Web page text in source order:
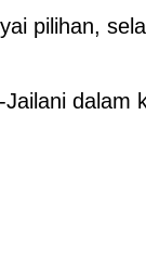
pilihan,
dalam